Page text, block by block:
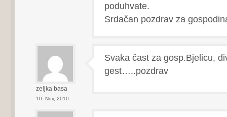
poduhvate.
Srdačan pozdrav za
zeljka basa
10. Nov, 2010
Svaka čast za gosp.Bjelicu,
gest…..pozdrav